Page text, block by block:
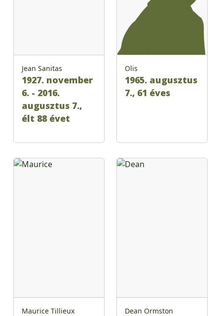
Jean Sanitas
1927. november
6. - 2016.
augusztus 7.,
élt 88 évet
Olis
1965. augusztus
7., 61 éves
Maurice Tillieux Dean Ormston